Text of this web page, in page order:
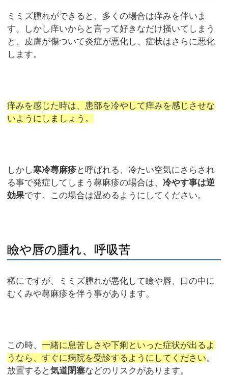
ミミズ腫れができると、多くの場合は痒みを伴いま
す。しかし痒いからと言って好きなだけ掻いてしまう
と、皮膚が傷ついて炎症が悪化し、症状はさらに悪化
します。
痒みを感じた時は、患部を冷やして痒みを感じさせな
いようにしましょう。
しかし寒冷蕁麻疹と呼ばれる、冷たい空気にさらされ
る事で発症してしまう蕁麻疹の場合は、冷やす事は逆
効果です。この場合は温めるようにしてください。
瞼や唇の腫れ、呼吸苦
稀にですが、ミミズ腫れが悪化して瞼や唇、口の中に
むくみや蕁麻疹を伴う事があります。
この時、一緒に息苦しさや下痢といった症状が出るよ
うなら、すぐに病院を受診するようにしてください。
放置すると気道閉塞などのリスクがあります。